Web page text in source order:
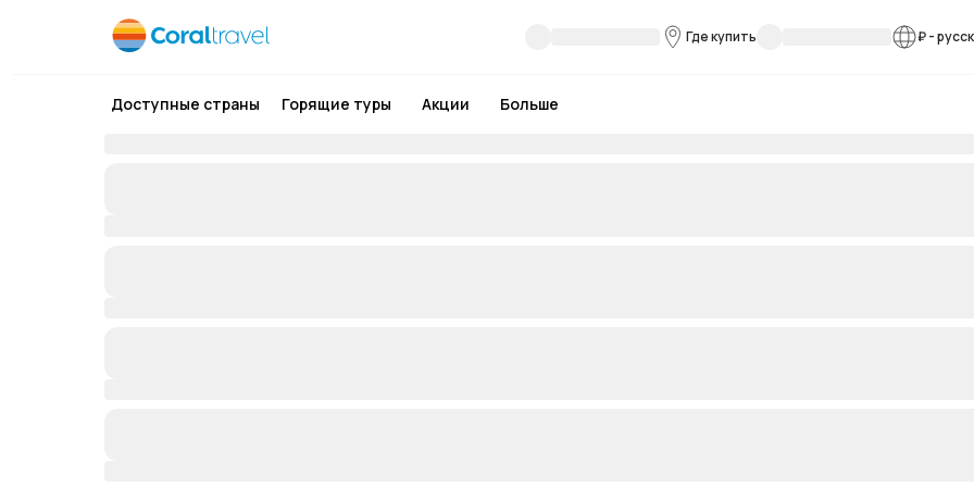
Где купить ₽-
Доступные страны Горящие туры Акции Больше